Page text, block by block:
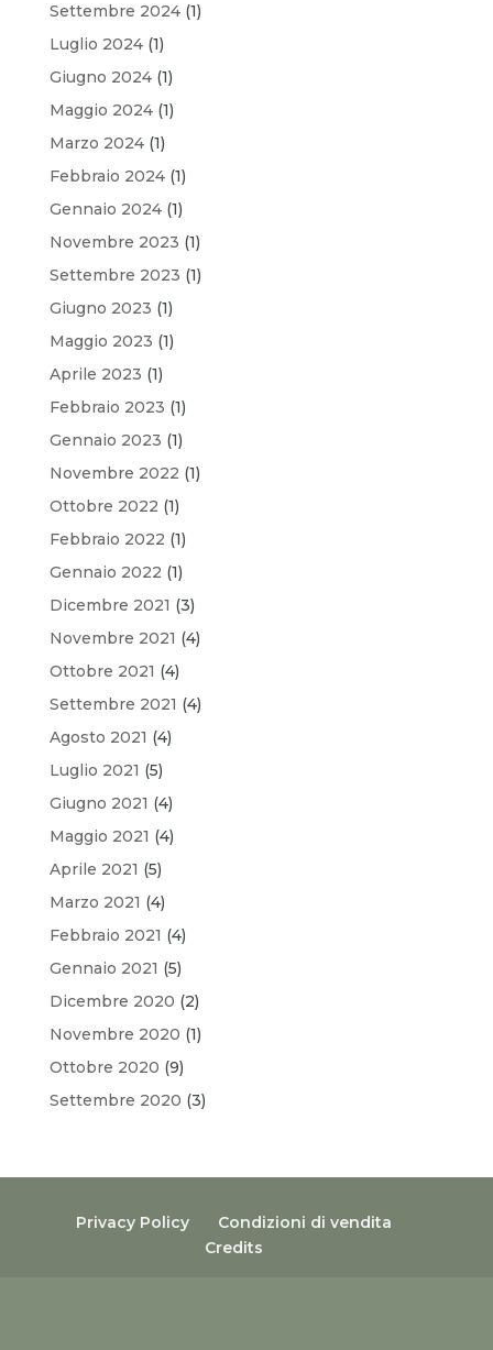
Settembre 2024(1)
Luglio 2024(1)
Giugno 2024(1)
Maggio 2024(1)
Marzo 2024(1)
Febbraio 2024(1)
Gennaio 2024(1)
Novembre 2023 (1)
Settembre 2023 (1)
Giugno 2023 (1)
Maggio 2023 (1)
Aprile 2023 (1)
Febbraio 2023 (1)
Gennaio 2023 (1)
Novembre 2022 (1)
Ottobre 2022 (1)
Febbraio 2022 (1)
Gennaio 2022 (1)
Dicembre 2021 (3)
Novembre 2021 (4)
Ottobre 2021 (4)
Settembre 2021 (4)
Agosto 2021 (4)
Luglio 2021 (5)
Giugno 2021 (4)
Maggio 2021 (4)
Aprile 2021 (5)
Marzo 2021 (4)
Febbraio 2021 (4)
Gennaio 2021 (5)
Dicembre 2020 (2)
Novembre 2020 (1)
Ottobre 2020 (9)
Settembre 2020 (3)
Privacy Policy
Condizioni di vendita
Credits